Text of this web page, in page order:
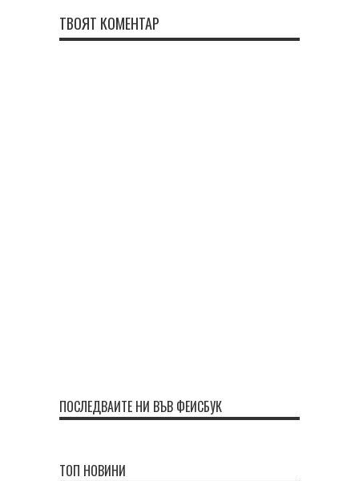
ТВОЯТ КОМЕНТАР
ПОСЛЕДВАЙТЕ НИ ВЪВ ФЕЙСБУК
ТОП НОВИНИ